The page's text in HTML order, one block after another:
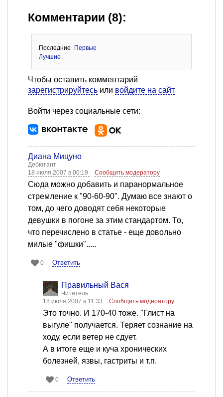
Комментарии (8):
Последние
Первые
Лучшие
Чтобы оставить комментарий
зарегистрируйтесь или войдите на сайт
Войти через социальные сети:
Диана Мицуно
Дебютант
18 июля 2007 в 00:19
Сообщить модератору
Сюда можно добавить и паранормальное
стремление к "90-60-90". Думаю все знают о
том, до чего доводят себя некоторые
девушки в погоне за этим стандартом. То,
что перечислено в статье - еще довольно
милые "фишки".....
0 Ответить
Правильный Вася
Читатель
18 июля 2007 в 11:33
Сообщить модератору
Это точно. И 170-40 тоже. "Глист на
выгуле" получается. Теряет сознание на
ходу, если ветер не сдует.
А в итоге еще и куча хронических
болезней, язвы, гастриты и т.п.
0 Ответить